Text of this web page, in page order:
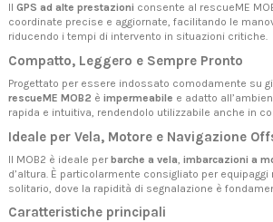
Il GPS ad alte prestazioni consente al rescueME
coordinate precise e aggiornate, facilitando le
riducendo i tempi di intervento in situazioni critiche.
Compatto, Leggero e Sempre Pronto
Progettato per essere indossato comodamente su
rescueME MOB2 è impermeabile e adatto
rapida e intuitiva, rendendolo utilizzabile anche in
Ideale per Vela, Motore e Navigazione
Il MOB2 è ideale per barche a vela imbarcazioni a
d’altura. È particolarmente consigliato per
solitario, dove la rapidità di segnalazione è
Caratteristiche principali